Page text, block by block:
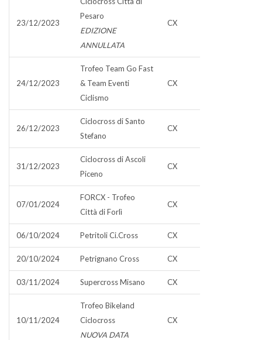
23/12/2023
Pesaro
EDIZIONE
ANNULLATA
CX
24/12/2023
Trofeo Team Go Fast
& Team Eventi
Ciclismo
CX
26/12/2023
Ciclocross di Santo
Stefano
CX
31/12/2023
Ciclocross di Ascoli
Piceno
CX
07/01/2024
FORCX - Trofeo
Città di Forlì
CX
06/10/2024 Petritoli Ci.Cross CX
20/10/2024 Petrignano Cross CX
03/11/2024 Supercross Misano CX
10/11/2024
Trofeo Bikeland
Ciclocross
NUOVA DATA
CX